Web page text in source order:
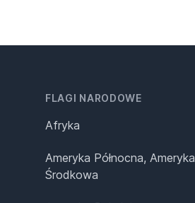
FLAGI NARODOWE
Afryka
Ameryka Północna, Ameryka
Środkowa